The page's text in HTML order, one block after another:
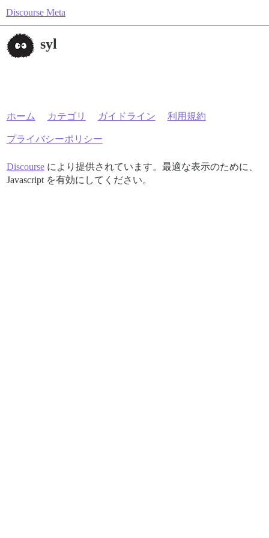
Discourse Meta
syl
ホーム カテゴリ ガイドライン 利用規約
プライバシーポリシー
Discourseにより提供されています。最適な表示のために、
Javascript を有効にしてください。